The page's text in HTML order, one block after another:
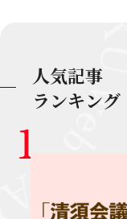
人気記事
ランキング